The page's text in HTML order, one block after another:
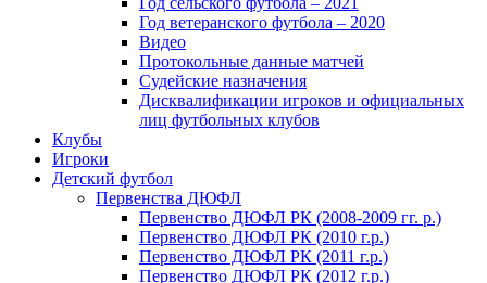
Год ветеранского футбола – 2020
Видео
Протокольные данные матчей
Судейские назначения
Дисквалификации игроков и официальных
лиц футбольных клубов
Клубы
Игроки
Детский футбол
Первенства ДЮФЛ
Первенство ДЮФЛ РК (2008-2009 гг. р.)
Первенство ДЮФЛ РК (2010 г.р.)
Первенство ДЮФЛ РК (2011 г.р.)
Первенство ДЮФЛ РК (2012 г.р.)